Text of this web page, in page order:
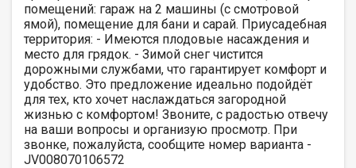
помещений: гараж на 2 машины (с смотровой
ямой), помещение для бани и сарай. Приусадебная
территория: - Имеются плодовые насаждения и
место для грядок. - Зимой снег чистится
дорожными службами, что гарантирует комфорт и
удобство. Это предложение идеально подойдёт
для тех, кто хочет наслаждаться загородной
жизнью с комфортом! Звоните, с радостью отвечу
на ваши вопросы и организую просмотр. При
звонке, пожалуйста, сообщите номер варианта -
JV008070106572